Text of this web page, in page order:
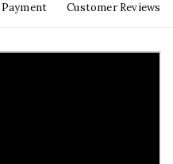
Customer Reviews